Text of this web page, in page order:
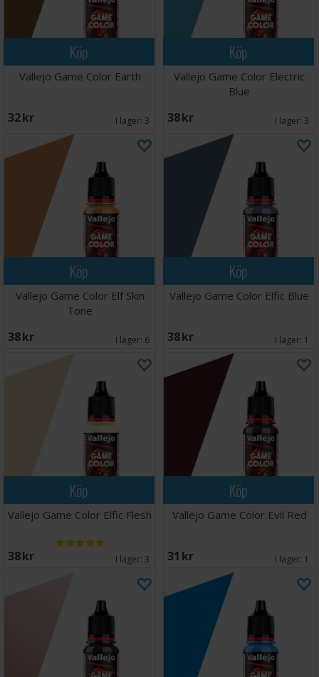
Köp
Vallejo Game Color Earth
32 SEK I lager: 3
Köp
Vallejo Game Color Electric
Blue
38 SEK I lager: 3
Köp
Vallejo Game Color Elf Skin
Tone
38 SEK I lager: 6
Köp
Vallejo Game Color Elfic Blue
38 SEK I lager: 1
Köp
Vallejo Game Color Elfic Flesh
38 SEK I lager: 3
Köp
Vallejo Game Color Evil Red
31 SEK I lager: 1